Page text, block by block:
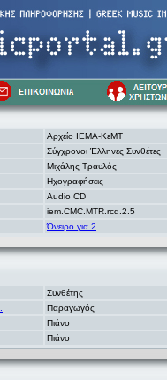
Αρχείο ΙΕΜΑ-ΚεΜΤ
Σύγχρονοι Έλληνες Συνθέτες
Μιχάλης Τραυλός
Ηχογραφήσεις
Audio CD
iem.CMC.MTR.rcd.2.5
Όνειρο για 2
Συνθέτης
Παραγωγός
Πιάνο
Πιάνο